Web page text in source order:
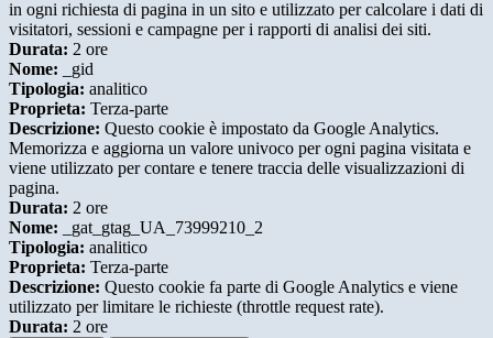
in ogni richiesta di pagina in un sito e utilizzato per calcolare i dati di
visitatori, sessioni e campagne per i rapporti di analisi dei siti.
Durata: 2 ore
Nome: _gid
Tipologia: analitico
Proprieta: Terza-parte
Descrizione: Questo cookie è impostato da Google Analytics.
Memorizza e aggiorna un valore univoco per ogni pagina visitata e
viene utilizzato per contare e tenere traccia delle visualizzazioni di
pagina.
Durata: 2 ore
Nome: _gat_gtag_UA_73999210_2
Tipologia: analitico
Proprieta: Terza-parte
Descrizione: Questo cookie fa parte di Google Analytics e viene
utilizzato per limitare le richieste (throttle request rate).
Durata: 2 ore